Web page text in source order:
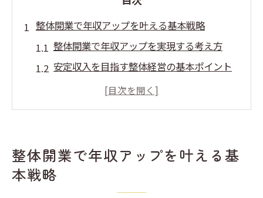
整体開業で年収アップを叶える基本戦略
整体開業で年収アップを実現する考え方
安定収入を目指す整体経営の基本ポイント
整体院開業で儲かるための条件を分析
整体開業の成功率と安定年収の関係性
資金計画のコツを押さえて整体で独立実現
整体開業資金の目安と調達方法を解説
整体院開業に必要な資金計画の立て方
整体開業で年収アップを叶える基
本戦略